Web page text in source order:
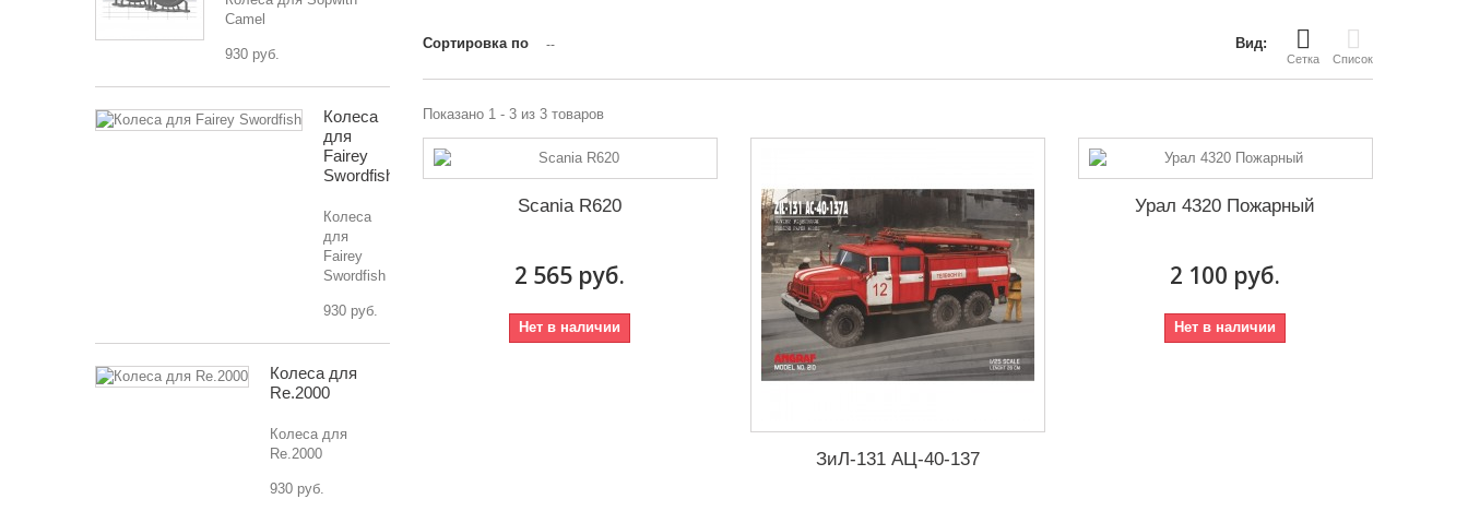
Camel
930 руб.
Колеса
для
Fairey
Swordfish
Колеса
для
Fairey
Swordfish
930 руб.
Колеса для
Re.2000
Колеса для
Re.2000
930 руб.
Вид:
Сетка Список
Сортировка по --
Показано 1 - 3 из 3 товаров
Scania R620
2 565 руб.
Нет в наличии
ЗиЛ-131 АЦ-40-137
Урал 4320 Пожарный
2 100 руб.
Нет в наличии